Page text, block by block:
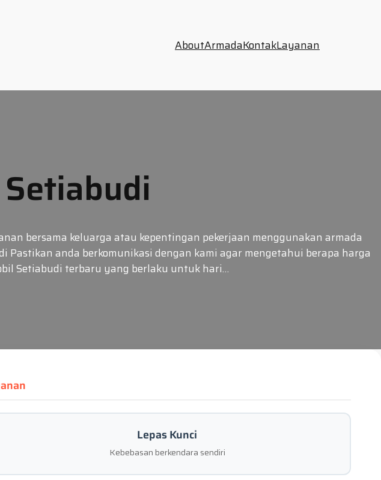
AboutArmadaKontakLayanan
bersama keluarga atau kepentingan pekerjaan menggunakan armada
anda berkomunikasi dengan kami agar mengetahui berapa harga
Setiabudi terbaru yang berlaku untuk hari…
Lepas Kunci
Kebebasan berkendara sendiri